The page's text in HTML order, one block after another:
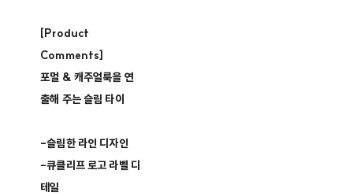
[Product
Comments]
포멀 & 캐주얼룩을 연
출해 주는 슬림 타이
-슬림한 라인 디자인
-큐클리프 로고 라벨 디
테일